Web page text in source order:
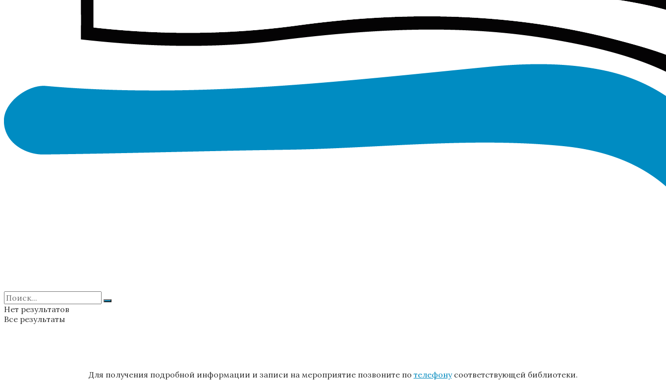
Нет результатов
Все результаты
Для получения подробной информации и записи на мероприятие позвоните по телефонусоответствующей библиотеки.